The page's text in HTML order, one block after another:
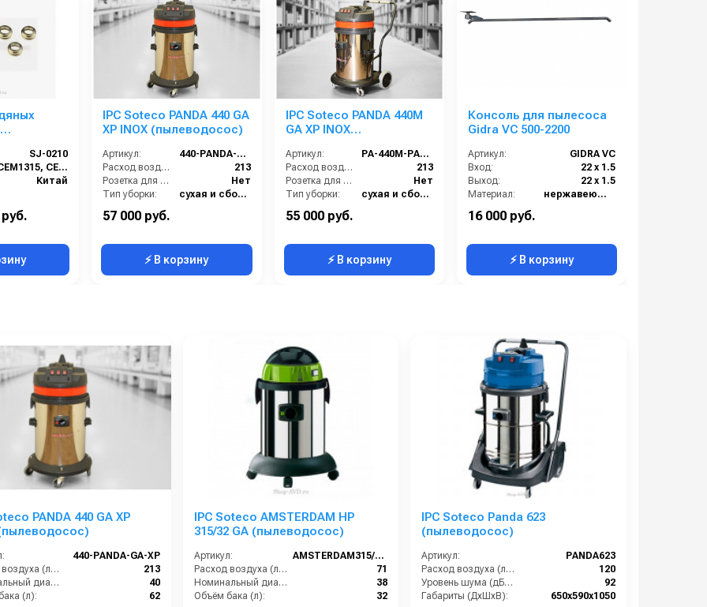
SJ-0210
SJ-0210
CEM1315, CEM1315-2, CEM1318, CEM1318-2.
Китай
IPC Soteco PANDA 440 GA
XP INOX (пылеводосос)
Артикул:
440-PANDA-GA-XP
Расход воздуха (л/сек):
213
Розетка для подключения инструмента:
Нет
Тип уборки:
сухая и сбор жидкостей
Материал бака:
Номинальный диаметр принадлежностей (мм):
57 000 руб.
⚡ В корзину
IPC Soteco PANDA 440M
GA XP INOX
Артикул:
PA-440M-PANDA-GA-XP
Расход воздуха (л/сек):
213
Розетка для подключения инструмента:
Нет
Тип уборки:
сухая и сбор жидкостей
Материал бака:
Номинальный диаметр принадлежностей (мм):
55 000 руб.
⚡ В корзину
Консоль для пылесоса
Gidra VC 500-2200
Артикул:
GIDRA VC
Вход:
22 х 1.5
Выход:
22 х 1.5
Материал:
нержавеющая сталь
Длина (мм):
16 000 руб.
⚡ В корзину
PANDA 440 GA XP
440-PANDA-GA-XP
Расход воздуха (л/сек):
213
Номинальный диаметр принадлежностей (мм):
40
(л):
62
IPC Soteco AMSTERDAM HP
315/32 GA (пылеводосос)
Артикул:
AMSTERDAM315/32GA
Расход воздуха (л/сек):
71
Номинальный диаметр принадлежностей (мм):
38
Объём бака (л):
32
IPC Soteco Panda 623
(пылеводосос)
Артикул:
PANDA623
Расход воздуха (л/сек):
120
Уровень шума (дБ(А)):
92
Габариты (ДхШхВ):
650х590х1050